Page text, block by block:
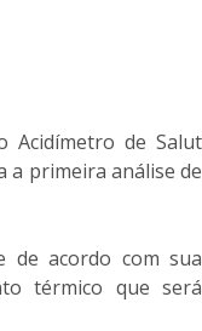
Acidímetro de Salut
a primeira análise de
de acordo com sua
térmico que será